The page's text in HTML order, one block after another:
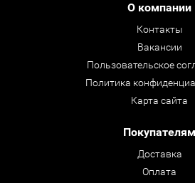
О компании
Контакты
Вакансии
Пользовательское
Политика
Карта сайта
Покупателям
Доставка
Оплата